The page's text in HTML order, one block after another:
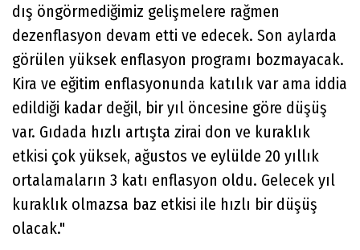
dış öngörmediğimiz gelişmelere rağmen
dezenflasyon devam etti ve edecek. Son aylarda
görülen yüksek enflasyon programı bozmayacak.
Kira ve eğitim enflasyonunda katılık var ama iddia
edildiği kadar değil, bir yıl öncesine göre düşüş
var. Gıdada hızlı artışta zirai don ve kuraklık
etkisi çok yüksek, ağustos ve eylülde 20 yıllık
ortalamaların 3 katı enflasyon oldu. Gelecek yıl
kuraklık olmazsa baz etkisi ile hızlı bir düşüş
olacak."